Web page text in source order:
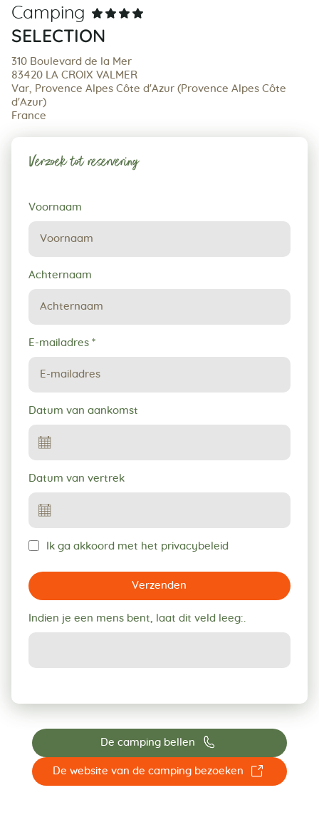
Camping
SELECTION
310 Boulevard de la Mer
83420 LA CROIX VALMER
Var, Provence Alpes Côte d'Azur (Provence Alpes Côte
d'Azur)
France
Verzoek tot reservering
Verzoek
tot
reservering
Voornaam
Achternaam
E-mailadres *
Datum van aankomst
Datum van vertrek
Ik ga akkoord met het privacybeleid
Verzenden
Indien je een mens bent, laat dit veld leeg:.
De camping bellen 📞
De website van de camping bezoeken ☐